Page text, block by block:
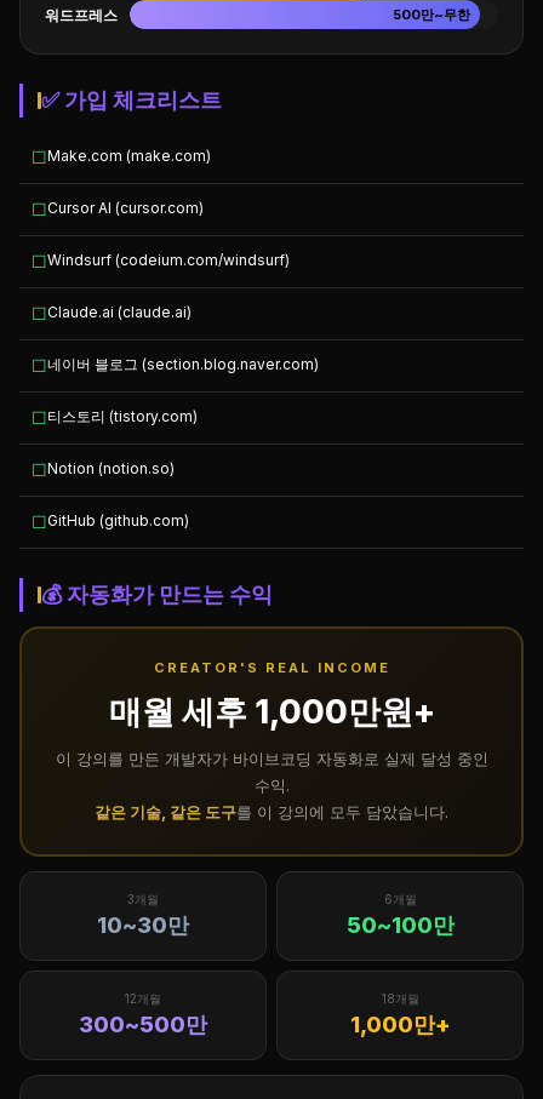
워드프레스 500만~무한
✅ 가입 체크리스트
☐Make.com (make.com)
☐Cursor AI (cursor.com)
☐Windsurf (codeium.com/windsurf)
☐Claude.ai (claude.ai)
☐네이버 블로그 (section.blog.naver.com)
☐티스토리 (tistory.com)
☐Notion (notion.so)
☐GitHub (github.com)
💰 자동화가 만드는 수익
CREATOR'S REAL INCOME
매월 세후 1,000만원+
이 강의를 만든 개발자가 바이브코딩 자동화로 실제 달성 중인
수익.
같은 기술, 같은 도구를 이 강의에 모두 담았습니다.
3개월
10~30만
6개월
50~100만
12개월
300~500만
18개월
1,000만+